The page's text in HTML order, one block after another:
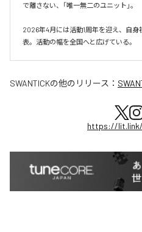
で離さない、「唯一無二のユニット」。
2026年4月には活動1周年を迎え、自
表。活動の幅を全国へと広げている。
SWANTICKの他のリリース：
https://